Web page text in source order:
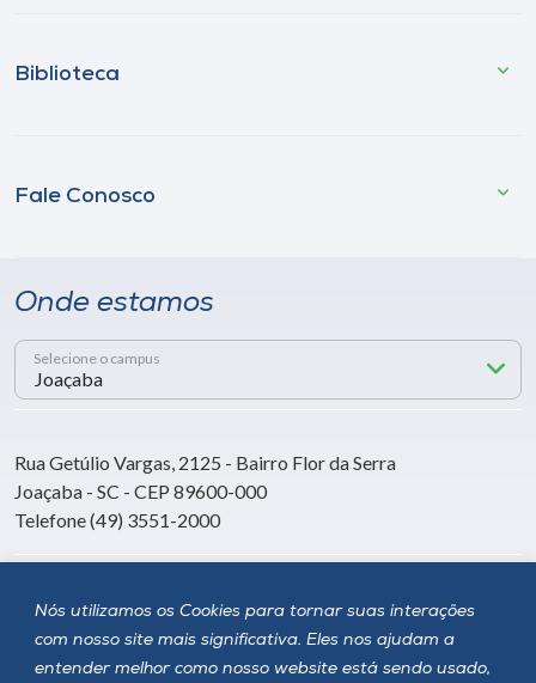
Nós utilizamos os Cookies para tornar suas interações
com nosso site mais significativa. Eles nos ajudam a
entender melhor como nosso website está sendo usado,
Biblioteca
Fale Conosco
Onde estamos
Selecione o campus
Rua Getúlio Vargas, 2125 - Bairro Flor da Serra
Joaçaba - SC - CEP 89600-000
Telefone (49) 3551-2000
Siga a Unoesc